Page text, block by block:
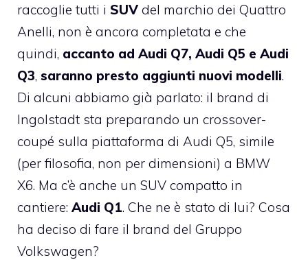
raccoglie tutti i SUV del marchio dei Quattro
Anelli, non è ancora completata e che
quindi, accanto ad Audi Q7, Audi Q5 e Audi
Q3, saranno presto aggiunti nuovi modelli.
Di alcuni abbiamo già parlato: il brand di
Ingolstadt sta preparando un crossover-
coupé sulla piattaforma di Audi Q5, simile
(per filosofia, non per dimensioni) a BMW
X6. Ma c’è anche un SUV compatto in
cantiere: Audi Q1. Che ne è stato di lui? Cosa
ha deciso di fare il brand del Gruppo
Volkswagen?